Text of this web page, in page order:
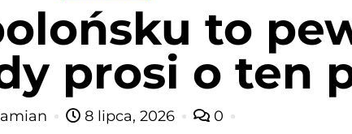
to
prosi o ten
8 lipca, 2026 0